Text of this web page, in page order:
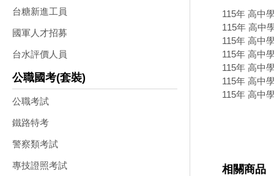
台糖新進工員
國軍人才招募
台水評價人員
公職國考(套裝)
公職考試
鐵路特考
警察類考試
專技證照考試
115年 高中
115年 高中
115年 高中
115年 高中
115年 高中
115年 高中
115年 高中
相關商品